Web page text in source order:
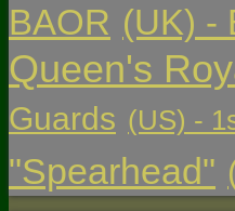
BAOR (UK) -
Queen's
Guards (US) -
"Spearhead"